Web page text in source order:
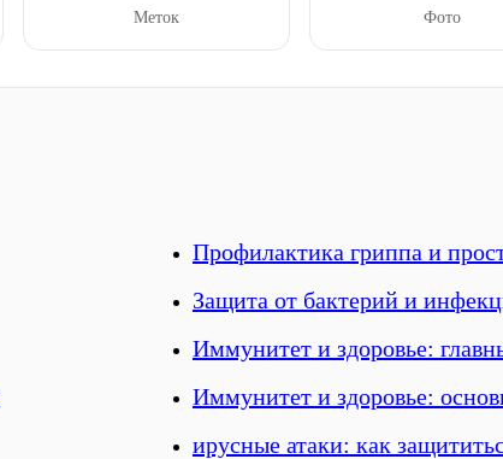
Меток Фото
Профилактика гриппа и
Защита от бактерий и
Иммунитет и здоровье:
Иммунитет и здоровье:
ирусные атаки: как